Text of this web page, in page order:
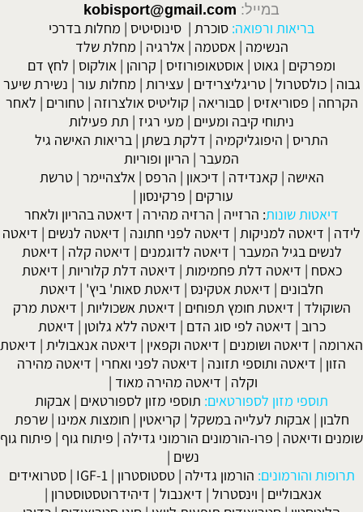
במייל: kobisport@gmail.com
בריאות ורפואה: סוכרת | סינוסיטיס | מחלות בדרכי
הנשימה | אסטמה | אלרגיה | מחלת שלד
ומפרקים | גאוט | אוסטאופורוזיס | קרוהן | אולקוס | לחץ דם
גבוה |כולסטרול |טריגליצרידים | עצירות | מחלות עור | נשירת שיער
הקרחה | פסוריאזיס |סבוריאה | קוליטיס אולצרוזה |טחורים | לאחר
ניתוחי קיבה ומעיים | מעי רגיז | תת פעילות
התריס | היפוגליקמיה | דלקת בשתן | בריאות האישה גיל
המעבר | הריון ופוריות
האישה | קאנדידה | דיכאון | הרפס | אלצהיימר |טרשת
עורקים | פרקינסון |
דיאטות שונות: הרזייה | הרזיה מהירה | דיאטה בהריון ולאחר
לידה | דיאטה למניקות | דיאטה לפני חתונה | דיאטה לנשים | דיאטה
לנשים בגיל המעבר | דיאטה לדוגמנים | דיאטה קלה | דיאטת
כאסח | דיאטה דלת פחמימות | דיאטה דלת קלוריות | דיאטת
חלבונים | דיאטת אטקינס | דיאטת סאות' ביץ' | דיאטת
השוקולד | דיאטת חומץ תפוחים | דיאטת אשכוליות | דיאטת מרק
כרוב | דיאטה לפי סוג הדם | דיאטה ללא גלוטן | דיאטת
הארומה | דיאטה ושומנים | דיאטה וקפאין | דיאטה אנאבולית | דיאטת
הזון | דיאטה ותוספי תזונה | דיאטה לפני ואחרי | דיאטה מהירה
וקלה | דיאטה מהירה מאוד |
תוספי מזון לספורטאים: תוספי מזון לספורטאים | אבקות
חלבון | אבקות לעלייה במשקל | קריאטין | חומצות אמינו |שרפת
שומנים ודיאטה | פרו-הורמונים הורמוני גדילה | פיתוח גוף | פיתוח גוף
נשים |
תרופות והורמונים: הורמון גדילה |טסטוסטרון |
IGF-1
|סטרואידים
אנאבוליים | וינסטרול | דיאנבול | דיהידרוטסטוסטרון |